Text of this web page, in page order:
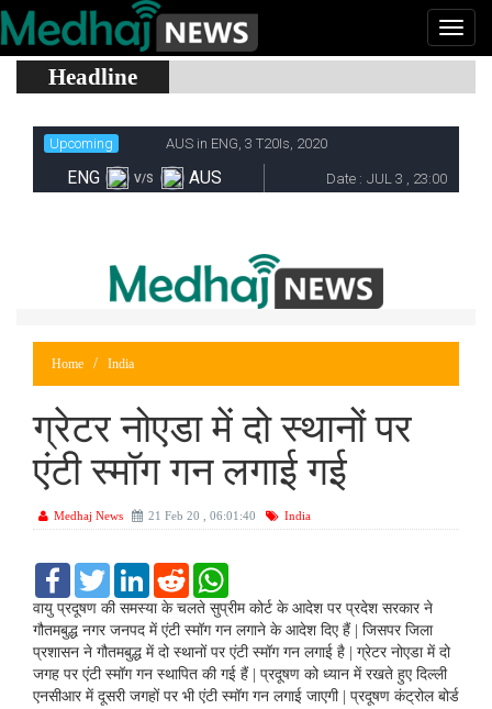
Headline
Home India
ग्रेटर नोएडा में दो स्थानों पर
एंटी स्मॉग गन लगाई गई
Medhaj News 21 Feb 20 , 06:01:40 India
F
c
e
b
o
o
k
T
i
t
e
r
L
n
k
e
d
I
n
R
d
d
t
a
t
A
p
p
वायु प्रदूषण की समस्या के चलते सुप्रीम कोर्ट के आदेश पर प्रदेश सरकार ने
गौतमबुद्ध नगर जनपद में एंटी स्मॉग गन लगाने के आदेश दिए हैं | जिसपर जिला
प्रशासन ने गौतमबुद्ध में दो स्थानों पर एंटी स्मॉग गन लगाई है | ग्रेटर नोएडा में दो
जगह पर एंटी स्मॉग गन स्थापित की गई हैं | प्रदूषण को ध्यान में रखते हुए दिल्ली
एनसीआर में दूसरी जगहों पर भी एंटी स्मॉग गन लगाई जाएगी | प्रदूषण कंट्रोल बोर्ड